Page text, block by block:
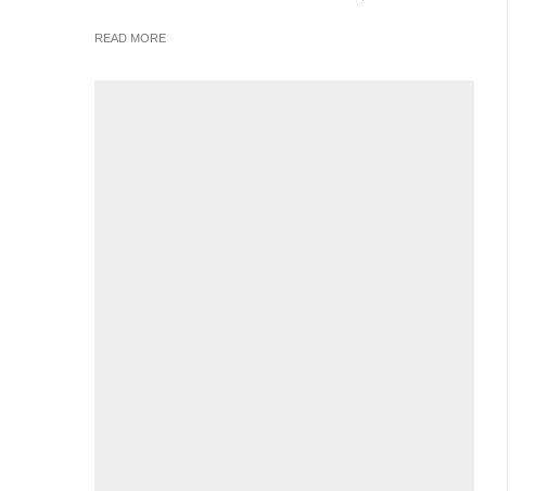
READ MORE